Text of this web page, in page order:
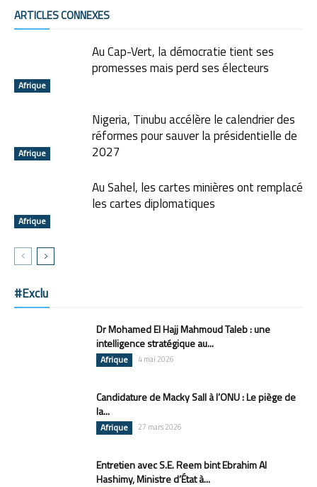
ARTICLES CONNEXES
Afrique
Au Cap-Vert, la démocratie tient ses
promesses mais perd ses électeurs
Afrique
Nigeria, Tinubu accélère le calendrier des
réformes pour sauver la présidentielle de
2027
Afrique
Au Sahel, les cartes minières ont remplacé
les cartes diplomatiques
#Exclu
Dr Mohamed El Hajj Mahmoud Taleb : une
intelligence stratégique au...
Afrique 4 mai 2026
Candidature de Macky Sall à l’ONU : Le piège de
la...
Afrique 27 mars 2026
Entretien avec S.E. Reem bint Ebrahim Al
Hashimy, Ministre d’État à...